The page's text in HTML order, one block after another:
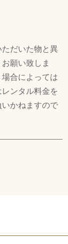
だいた物と異
願い致しま
合によっては
ンタル料金を
かねますので